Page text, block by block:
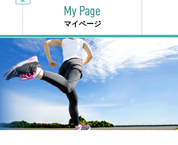
My Page
マイページ